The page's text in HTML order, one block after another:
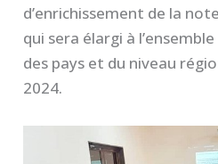
d’enrichissement de la
qui sera élargi à
des pays et du niveau
2024.